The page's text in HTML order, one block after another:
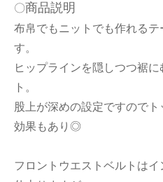
〇商品説明
布帛でもニットでも作れる
す。
ヒップラインを隠しつつ裾
ト。
股上が深めの設定ですので
効果もあり◎
フロントウエストベルトは